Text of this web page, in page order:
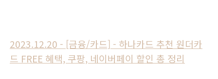
2023.12.20 - [금융/카드] - 하나카드 추천 원더카
드 FREE 혜택, 쿠팡, 네이버페이 할인 총 정리